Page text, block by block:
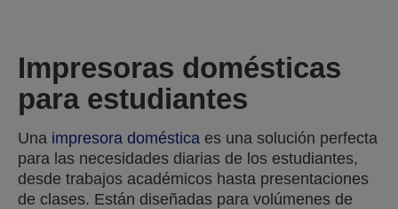
Impresoras domésticas
para estudiantes
Una impresora doméstica es una solución perfecta
para las necesidades diarias de los estudiantes,
desde trabajos académicos hasta presentaciones
de clases. Están diseñadas para volúmenes de